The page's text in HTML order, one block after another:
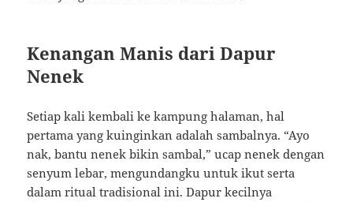
Kenangan Manis dari Dapur
Nenek
Setiap kali kembali ke kampung halaman, hal
pertama yang kuinginkan adalah sambalnya. “Ayo
nak, bantu nenek bikin sambal,” ucap nenek dengan
senyum lebar, mengundangku untuk ikut serta
dalam ritual tradisional ini. Dapur kecilnya